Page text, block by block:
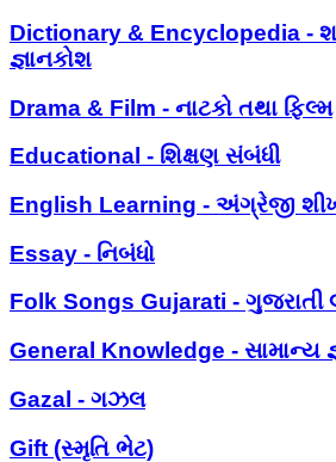
Dictionary & Encyclopedia -
જ્ઞાનકોશ
Drama & Film - નાટકો તથા ફિલ્મ
Educational - શિક્ષણ સંબંધી
English Learning - અંગ્રેજી
Essay - નિબંધો
Folk Songs Gujarati - ગુજરાતી
General Knowledge - સામાન્ય
Gazal - ગઝલ
Gift (સ્મૃતિ ભેટ)